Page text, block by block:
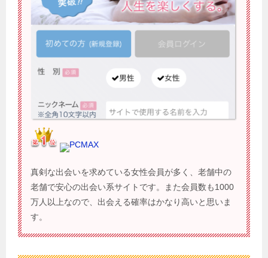
PCMAX
真剣な出会いを求めている女性会員が多く、老舗中の
老舗で安心の出会い系サイトです。また会員数も1000
万人以上なので、出会える確率はかなり高いと思いま
す。